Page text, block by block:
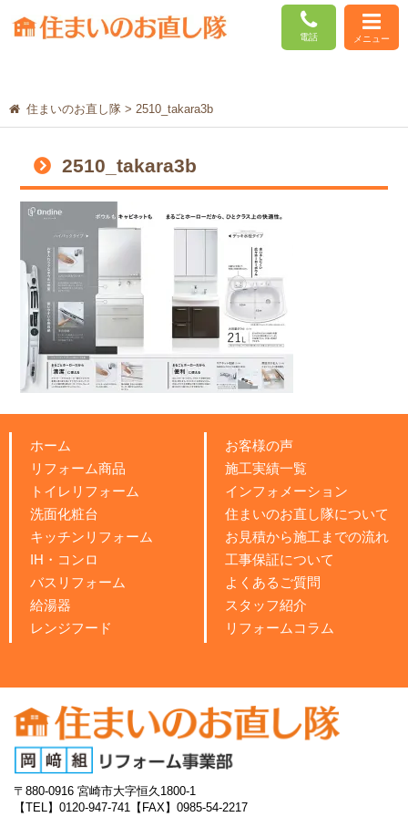
電話 メニュー
住まいのお直し隊> 2510_takara3b
2510_takara3b
ホーム
リフォーム商品
トイレリフォーム
洗面化粧台
キッチンリフォーム
IH・コンロ
バスリフォーム
給湯器
レンジフード
お客様の声
施工実績一覧
インフォメーション
住まいのお直し隊について
お見積から施工までの流れ
工事保証について
よくあるご質問
スタッフ紹介
リフォームコラム
〒880-0916 宮崎市大字恒久1800-1
【TEL】0120-947-741 【FAX】0985-54-2217